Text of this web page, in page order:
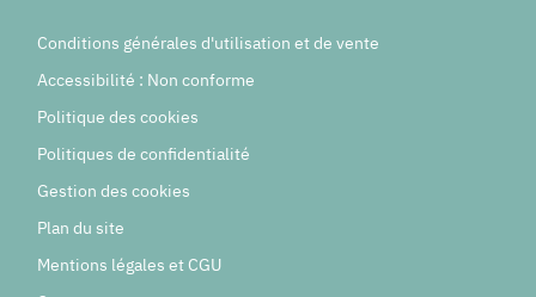
Conditions générales d'utilisation et de vente
Accessibilité : Non conforme
Politique des cookies
Politiques de confidentialité
Gestion des cookies
Plan du site
Mentions légales et CGU